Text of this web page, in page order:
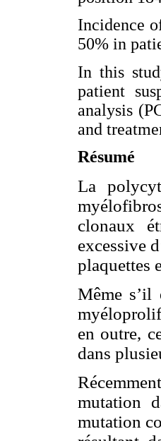
Incidence
50% in
In this
patient
analysis
and
Résumé
La
clonaux
excessive
plaquettes
Même s’il
en outre,
dans
mutation
mutation